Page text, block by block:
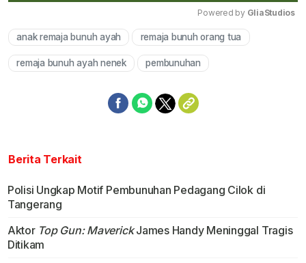
Mute
Powered by GliaStudios
anak remaja bunuh ayah remaja bunuh orang tua
remaja bunuh ayah nenek pembunuhan
Berita Terkait
Polisi Ungkap Motif Pembunuhan Pedagang Cilok di
Tangerang
Aktor Top Gun: MaverickJames Handy Meninggal Tragis
Ditikam